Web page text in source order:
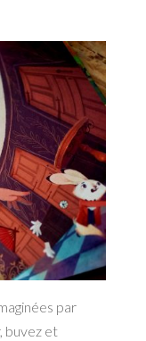
par
buvez et